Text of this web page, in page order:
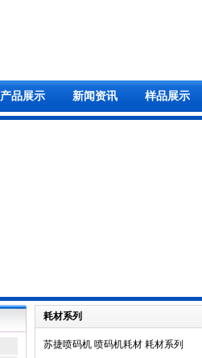
产品展示 新闻资讯 样品展示
耗材系列
苏捷喷码机 喷码机耗材 耗材系列